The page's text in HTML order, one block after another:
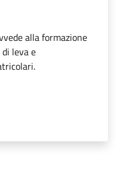
alla formazione
leva e